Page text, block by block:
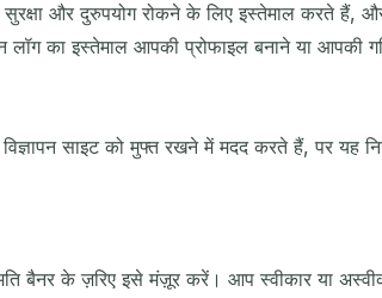
सुरक्षा और दुरुपयोग रोकने के लिए इस्तेमाल करते
का इस्तेमाल आपकी प्रोफाइल बनाने या आपकी
विज्ञापन साइट को मुफ्त रखने में मदद करते हैं, पर
बैनर के ज़रिए इसे मंज़ूर करें। आप स्वीकार या